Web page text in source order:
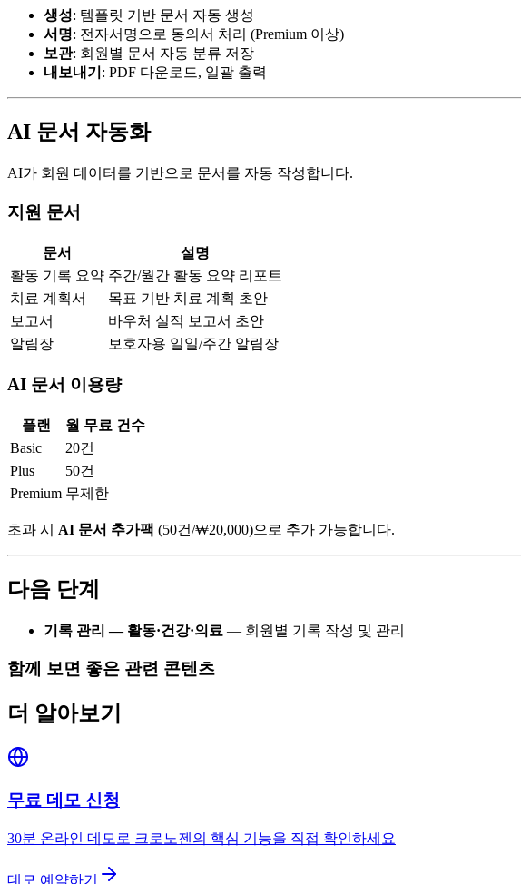
생성: 템플릿 기반 문서 자동 생성
서명: 전자서명으로 동의서 처리 (Premium 이상)
보관: 회원별 문서 자동 분류 저장
내보내기 : PDF 다운로드, 일괄 출력
AI 문서 자동화
AI가 회원 데이터를 기반으로 문서를 자동 작성합니다.
지원 문서
문서
설명
활동 기록 요약 주간/월간 활동 요약 리포트
치료 계획서
목표 기반 치료 계획 초안
보고서
바우처 실적 보고서 초안
알림장
보호자용 일일/주간 알림장
AI 문서 이용량
플랜
월 무료 건수
Basic
20건
Plus
50건
Premium 무제한
초과 시 AI 문서 추가팩 (50건/₩20,000)으로 추가 가능합니다.
다음 단계
기록 관리 — 활동·건강·의료 — 회원별 기록 작성 및 관리
함께 보면 좋은 관련 콘텐츠
더 알아보기
무료 데모 신청
30분 온라인 데모로 크로노젠의 핵심 기능을 직접 확인하세요
데모 예약하기